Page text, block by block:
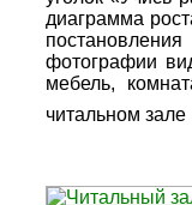
диаграмма
фотографии
мебель,
читальном